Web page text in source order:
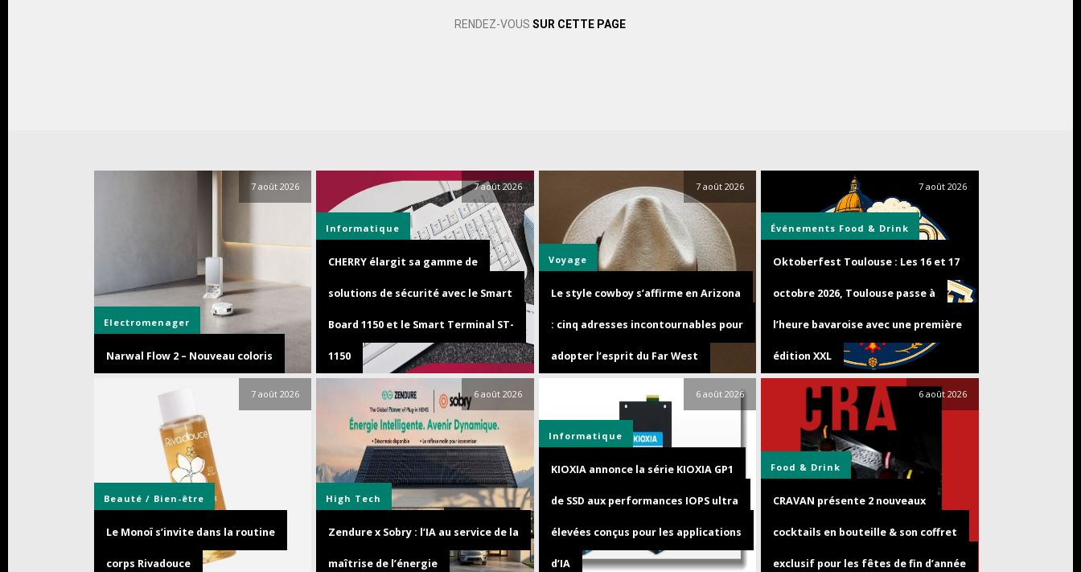
RENDEZ-VOUSSUR CETTE PAGE
7 août 2026
Electromenager
Narwal Flow 2 – Nouveau coloris
7 août 2026
Informatique
CHERRY élargit sa gamme de
solutions de sécurité avec le Smart
Board 1150 et le Smart Terminal ST-
1150
7 août 2026
Voyage
Le style cowboy s’affirme en Arizona
: cinq adresses incontournables pour
adopter l’esprit du Far West
7 août 2026
Événements Food & Drink
Oktoberfest Toulouse : Les 16 et 17
octobre 2026, Toulouse passe à
l’heure bavaroise avec une première
édition XXL
7 août 2026
Beauté / Bien-être
Le Monoï s’invite dans la routine
corps Rivadouce
6 août 2026
High Tech
Zendure x Sobry : l’IA au service de la
maîtrise de l’énergie
6 août 2026
Informatique
KIOXIA annonce la série KIOXIA GP1
de SSD aux performances IOPS ultra
élevées conçus pour les applications
d’IA
6 août 2026
Food & Drink
CRAVAN présente 2 nouveaux
cocktails en bouteille & son coffret
exclusif pour les fêtes de fin d’année